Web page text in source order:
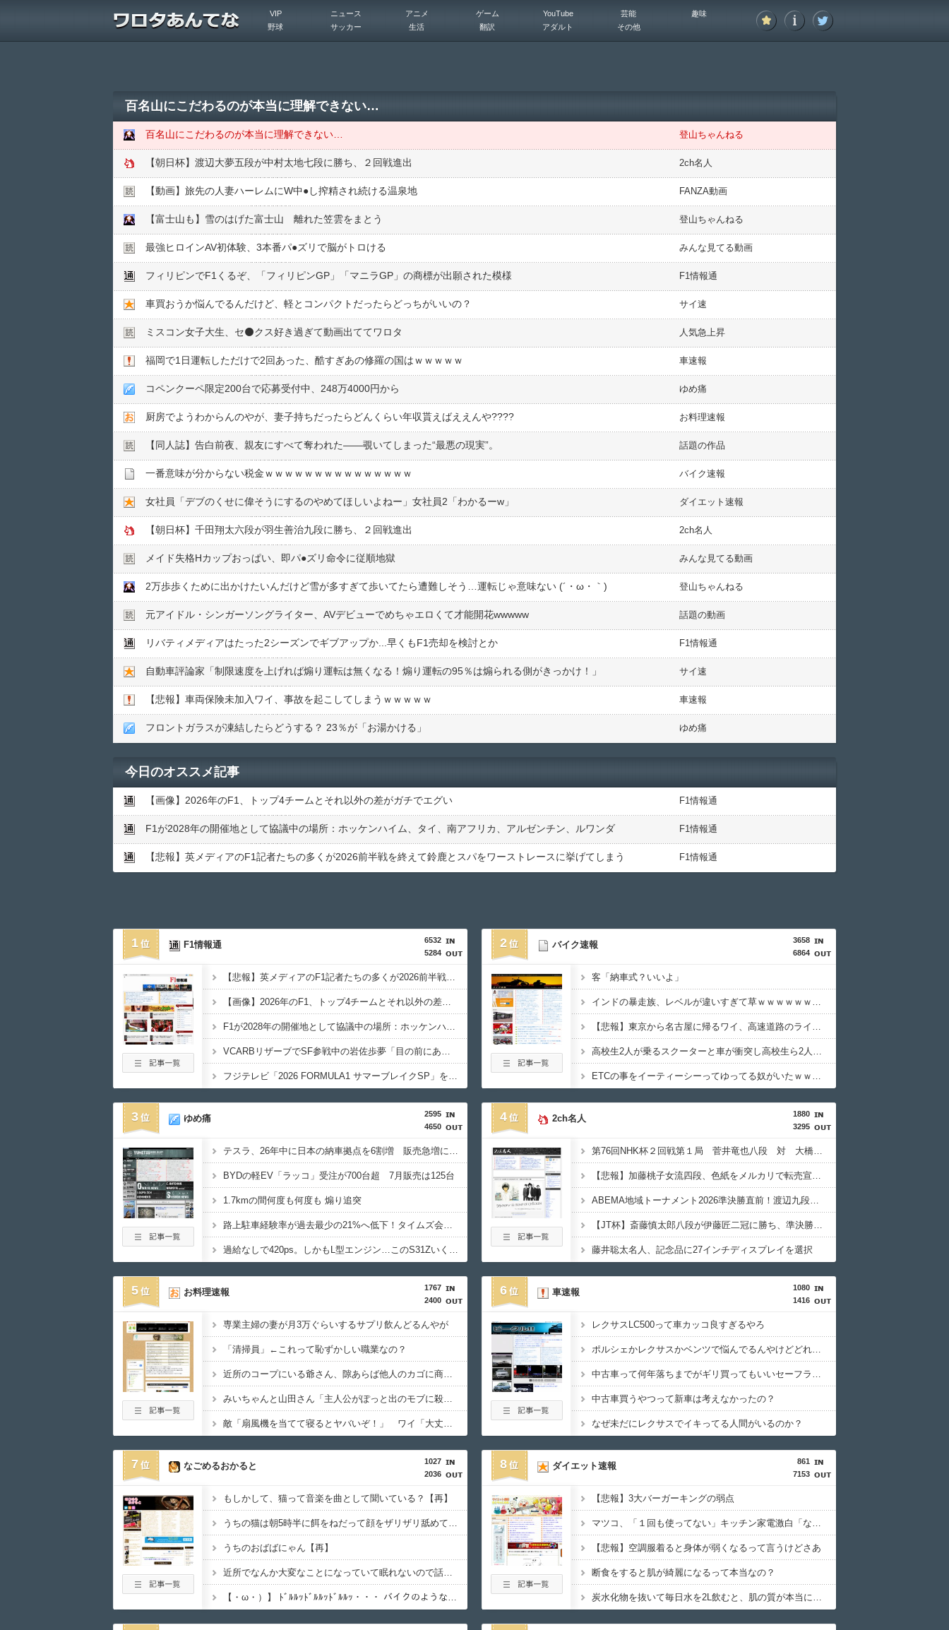
VIP ニュース アニメ ゲーム YouTube 芸能
趣味
野球
サッカー 生活 翻訳 アダルト その他
百名山にこだわるのが本当に理解できない…
百名山にこだわるのが本当に理解できない… 登山ちゃんねる
【朝日杯】渡辺大夢五段が中村太地七段に勝ち、２回戦進出 2ch名人
【動画】旅先の人妻ハーレムにW中●︎し搾精され続ける温泉地 FANZA動画
【富士山も】雪のはげた富士山 離れた笠雲をまとう 登山ちゃんねる
最強ヒロインAV初体験、3本番パ●︎ズリで脳がトロける みんな見てる動画
フィリピンでF1くるぞ、「フィリピンGP」「マニラGP」の商標が出願された模様 F1情報通
車買おうか悩んでるんだけど、軽とコンパクトだったらどっちがいいの？ サイ速
ミスコン女子大生、セ⚫️クス好き過ぎて動画出ててワロタ 人気急上昇
福岡で1日運転しただけで2回あった、酷すぎあの修羅の国はｗｗｗｗｗ 車速報
コペンクーペ限定200台で応募受付中、248万4000円から ゆめ痛
厨房でようわからんのやが、妻子持ちだったらどんくらい年収貰えばええんや???? お料理速報
【同人誌】告白前夜、親友にすべて奪われた――覗いてしまった“最悪の現実”。 話題の作品
一番意味が分からない税金ｗｗｗｗｗｗｗｗｗｗｗｗｗｗｗ バイク速報
女社員「デブのくせに偉そうにするのやめてほしいよねー」女社員2「わかるーw」 ダイエット速報
【朝日杯】千田翔太六段が羽生善治九段に勝ち、２回戦進出 2ch名人
メイド失格Hカップおっぱい、即パ●︎ズリ命令に従順地獄 みんな見てる動画
2万歩歩くために出かけたいんだけど雪が多すぎて歩いてたら遭難しそう…運転じゃ意味ない (´・ω・｀) 登山ちゃんねる
元アイドル・シンガーソングライター、AVデビューでめちゃエロくて才能開花wwwww 話題の動画
リバティメディアはたった2シーズンでギブアップか...早くもF1売却を検討とか F1情報通
自動車評論家「制限速度を上げれば煽り運転は無くなる！煽り運転の95％は煽られる側がきっかけ！」 サイ速
【悲報】車両保険未加入ワイ、事故を起こしてしまうｗｗｗｗｗ 車速報
フロントガラスが凍結したらどうする？ 23％が「お湯かける」 ゆめ痛
今日のオススメ記事
【画像】2026年のF1、トップ4チームとそれ以外の差がガチでエグい F1情報通
F1が2028年の開催地として協議中の場所：ホッケンハイム、タイ、南アフリカ、アルゼンチン、ルワンダ F1情報通
【悲報】英メディアのF1記者たちの多くが2026前半戦を終えて鈴鹿とスパをワーストレースに挙げてしまう F1情報通
1
6532
5284
F1情報通
【悲報】英メディアのF1記者たちの多くが2026前半戦を終えて鈴鹿とスパをワーストレースに挙げてしまう
【画像】2026年のF1、トップ4チームとそれ以外の差がガチでエグい
F1が2028年の開催地として協議中の場所：ホッケンハイム、タイ、南アフリカ、アルゼンチン、ルワンダ
VCARBリザーブでSF参戦中の岩佐歩夢「目の前にある大きな目標はやはりF1のレギュラーシート獲得」
フジテレビ「2026 FORMULA1 サマーブレイクSP」を明日（8月9日）から12日間毎日放送へ
2
3658
6864
バイク速報
客「納車式？いいよ」
インドの暴走族、レベルが違いすぎて草ｗｗｗｗｗｗｗｗｗｗｗｗｗｗ
【悲報】東京から名古屋に帰るワイ、高速道路のライブカメラを見て絶望する
高校生2人が乗るスクーターと車が衝突し高校生ら2人が死傷、車の運転手を逮捕
ETCの事をイーティーシーってゆってる奴がいたｗｗｗｗｗｗｗ
3
2595
4650
ゆめ痛
テスラ、26年中に日本の納車拠点を6割増 販売急増による混乱収拾へ
BYDの軽EV「ラッコ」受注が700台超 7月販売は125台
1.7kmの間何度も何度も 煽り追突
路上駐車経験率が過去最少の21%へ低下！タイムズ会員にアンケート
過給なしで420ps。しかもL型エンジン…このS31Zいくらかかってるんだ…
4
1880
3295
2ch名人
第76回NHK杯２回戦第１局 菅井竜也八段 対 大橋貴洸七段
【悲報】加藤桃子女流四段、色紙をメルカリで転売宣言される????
ABEMA地域トーナメント2026準決勝直前！渡辺九段のガチ優勝予想＆予選丸わかりＳP
【JT杯】斎藤慎太郎八段が伊藤匠二冠に勝ち、準決勝進出
藤井聡太名人、記念品に27インチディスプレイを選択
5
1767
2400
お料理速報
専業主婦の妻が月3万ぐらいするサプリ飲んどるんやが
「清掃員」←これって恥ずかしい職業なの？
近所のコープにいる爺さん、隙あらば他人のカゴに商品を入れようとする
みいちゃんと山田さん「主人公がぽっと出のモブに殺されて終わります」←これ
敵「扇風機を当てて寝るとヤバいぞ！」 ワイ「大丈夫やろｗｗｗ」扇風機ﾎﾟﾁｰ
6
1080
1416
車速報
レクサスLC500って車カッコ良すぎるやろ
ポルシェかレクサスかベンツで悩んでるんやけどどれがいいと思う？
中古車って何年落ちまでがギリ買ってもいいセーフライン？
中古車買うやつって新車は考えなかったの？
なぜ未だにレクサスでイキってる人間がいるのか？
7
1027
2036
なごめるおかると
もしかして、猫って音楽を曲として聞いている？【再】
うちの猫は朝5時半に餌をねだって顔をザリザリ舐めて起こしてくれます。 みなさんの猫は朝ごはん何時ですか？【再】
うちのおばばにゃん【再】
近所でなんか大変なことになっていて眠れないので話を聞いてくれ。寝ようとしたら、外で切羽詰まったような声で泣くニャンコの声がする。【再】
【・ω・）】 ﾄﾞﾙﾙｯﾄﾞﾙﾙｯﾄﾞﾙﾙｯ・・・ バイクのような大音量は・・・【再】
8
861
7153
ダイエット速報
【悲報】3大バーガーキングの弱点
マツコ、「１回も使ってない」キッチン家電激白「なんか謎じゃん、配線が。どっから水出てんの？って」
【悲報】空調服着ると身体が弱くなるって言うけどさあ
断食をすると肌が綺麗になるって本当なの？
炭水化物を抜いて毎日水を2L飲むと、肌の質が本当に違う！